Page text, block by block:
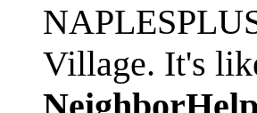
Village. It's